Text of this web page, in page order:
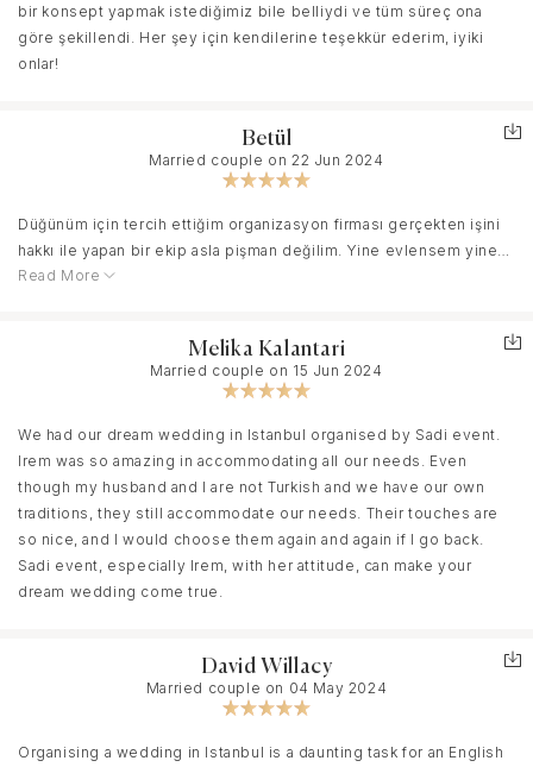
bir konsept yapmak istediğimiz bile belliydi ve tüm süreç ona
göre şekillendi. Her şey için kendilerine teşekkür ederim, iyiki
onlar!
Betül
Married couple on 22 Jun 2024
Düğünüm için tercih ettiğim organizasyon firması gerçekten işini
hakkı ile yapan bir ekip asla pişman değilim. Yine evlensem yine
sadi event ve İremle çalışmak isterim. Düğün günü misafirlerim ile
napıcaz dediğimde sen bunları düşünme biz halledicez bu senin
en keyifli günün tadını çıkar diye beni sakinleştirdi. Bir gelin için
insan çünkü. Düğünde özellikle takı merasiminin hızlıca akmasını
istiyordum ve 45 dkda 400 kişiyi bitirdik gerçekten bir rekor! Ben
nikah alanı dekorunu ve dans pistini size bırakıyorum en iyisini
yapacağınıza eminim dedim ve gerçekten öyle oldu muhteşem
bir iş çıkardılar. Hala herkes düğünümüzün güzelliğini konuşuyorsa
sebebi Sadi event. Çok teşekkür ediyorum. Sizi seviyorum.
Read More
Melika Kalantari
Married couple on 15 Jun 2024
We had our dream wedding in Istanbul organised by Sadi event.
Irem was so amazing in accommodating all our needs. Even
though my husband and I are not Turkish and we have our own
traditions, they still accommodate our needs. Their touches are
so nice, and I would choose them again and again if I go back.
Sadi event, especially Irem, with her attitude, can make your
dream wedding come true.
David Willacy
Married couple on 04 May 2024
Organising a wedding in Istanbul is a daunting task for an English